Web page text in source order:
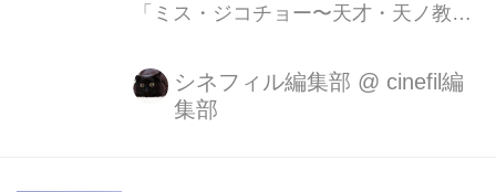
「ミス・ジコチョー〜天才・天ノ教授
ど活躍の域をますます広げる松雪泰子
や、「凪のお暇」ほかで今や女性にも
シネフィル編集部 @ cinefil編
集部